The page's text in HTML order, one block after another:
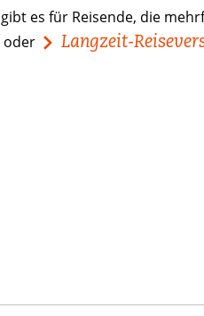
gibt es für Reisende, die
oder Langzeit-